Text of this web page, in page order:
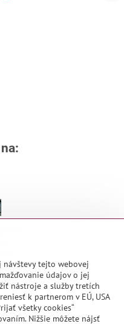
21:00
návštevy tejto webovej
údajov o jej
nástroje a služby tretích
k partnerom v EÚ, USA
všetky cookies“
Nižšie môžete nájsť